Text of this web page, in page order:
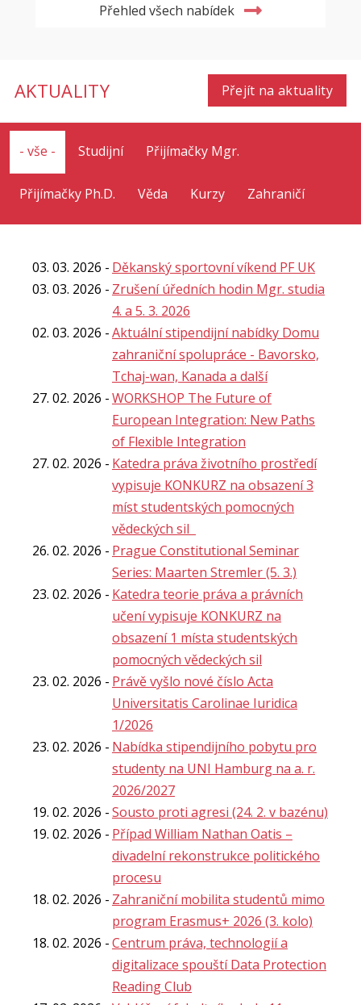
Přehled všech nabídek
AKTUALITY Přejít na aktuality
- vše - Studijní Přijímačky Mgr.
Přijímačky Ph.D. Věda Kurzy Zahraničí
03. 03. 2026
Děkanský sportovní víkend PF UK
03. 03. 2026
Zrušení úředních hodin Mgr. studia
4. a 5. 3. 2026
02. 03. 2026
Aktuální stipendijní nabídky Domu
zahraniční spolupráce - Bavorsko,
Tchaj-wan, Kanada a další
27. 02. 2026
WORKSHOP The Future of
European Integration: New Paths
of Flexible Integration
27. 02. 2026
Katedra práva životního prostředí
vypisuje KONKURZ na obsazení 3
míst studentských pomocných
vědeckých sil
26. 02. 2026
Prague Constitutional Seminar
Series: Maarten Stremler (5. 3.)
23. 02. 2026
Katedra teorie práva a právních
učení vypisuje KONKURZ na
obsazení 1 místa studentských
pomocných vědeckých sil
23. 02. 2026
Právě vyšlo nové číslo Acta
Universitatis Carolinae Iuridica
1/2026
23. 02. 2026
Nabídka stipendijního pobytu pro
studenty na UNI Hamburg na a. r.
2026/2027
19. 02. 2026
Sousto proti agresi (24. 2. v bazénu)
19. 02. 2026
Případ William Nathan Oatis –
divadelní rekonstrukce politického
procesu
18. 02. 2026
Zahraniční mobilita studentů mimo
program Erasmus+ 2026 (3. kolo)
18. 02. 2026
Centrum práva, technologií a
digitalizace spouští Data Protection
Reading Club